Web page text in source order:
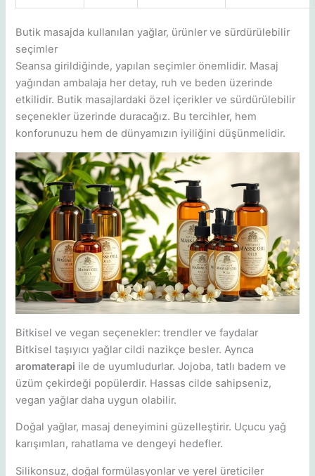
Butik masajda kullanılan yağlar, ürünler ve sürdürülebilir
seçimler
Seansa girildiğinde, yapılan seçimler önemlidir. Masaj
yağından ambalaja her detay, ruh ve beden üzerinde
etkilidir. Butik masajlardaki özel içerikler ve sürdürülebilir
seçenekler üzerinde duracağız. Bu tercihler, hem
konforunuzu hem de dünyamızın iyiliğini düşünmelidir.
Bitkisel ve vegan seçenekler: trendler ve faydalar
Bitkisel taşıyıcı yağlar cildi nazikçe besler. Ayrıca
aromaterapi ile de uyumludurlar. Jojoba, tatlı badem ve
üzüm çekirdeği popülerdir. Hassas cilde sahipseniz,
vegan yağlar daha uygun olabilir.
Doğal yağlar, masaj deneyimini güzelleştirir. Uçucu yağ
karışımları, rahatlama ve dengeyi hedefler.
Silikonsuz, doğal formülasyonlar ve yerel üreticiler